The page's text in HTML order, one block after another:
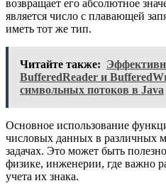
возвращает его абсолютное
является число с плавающей
иметь тот же тип.
Читайте также:
BufferedReader и
символьных потоков в Java
Основное использование
числовых данных в различных
задачах. Это может быть
физике, инженерии, где важно
учета их знака.